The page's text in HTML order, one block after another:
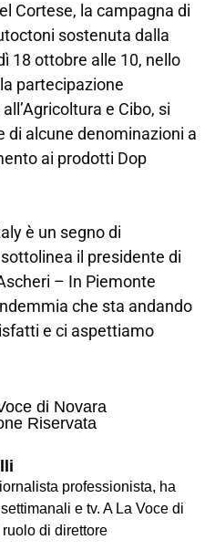
Cortese, la campagna di
sostenuta dalla
18 ottobre alle 10, nello
partecipazione
e Cibo, si
di alcune denominazioni a
ai prodotti Dop
è un segno di
il presidente di
– In Piemonte
che sta andando
e ci aspettiamo
di Novara
Riservata
professionista, ha
e tv. A La Voce di
di direttore